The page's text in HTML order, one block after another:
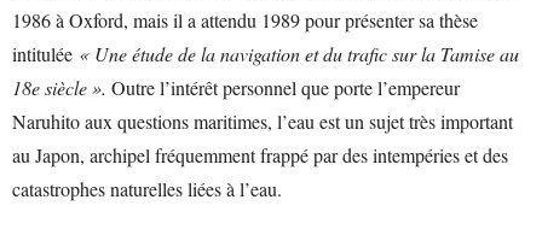
1986 à Oxford, mais il a attendu 1989 pour présenter sa thèse
intitulée « Une étude de la navigation et du trafic sur la Tamise au
18e siècle ». Outre l’intérêt personnel que porte l’empereur
Naruhito aux questions maritimes, l’eau est un sujet très important
au Japon, archipel fréquemment frappé par des intempéries et des
catastrophes naturelles liées à l’eau.